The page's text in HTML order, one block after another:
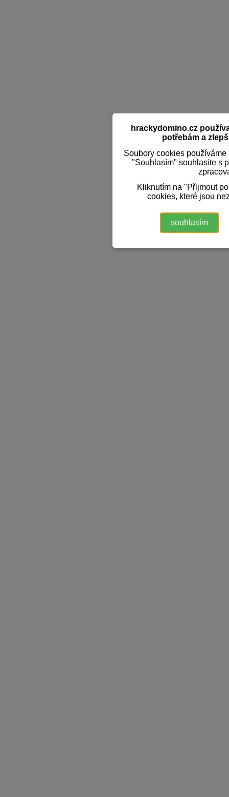
hrackydomino.cz
potřebám a
Soubory cookies
"Souhlasím" souhlasíte s
Kliknutím na "Přijmout
cookies, které jsou
souhlasím